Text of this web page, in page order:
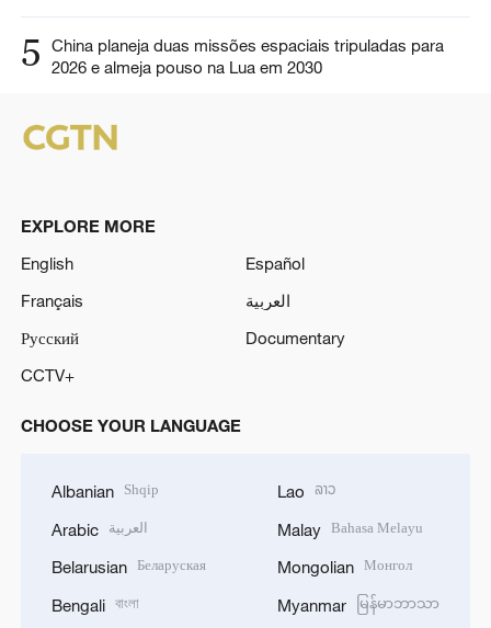
5
China planeja duas missões espaciais tripuladas para
2026 e almeja pouso na Lua em 2030
EXPLORE MORE
English
Español
Français
العربية
Русский
Documentary
CCTV+
CHOOSE YOUR LANGUAGE
Albanian Shqip
Arabic العربية
Belarusian Беларуская
Bengali বাংলা
Lao ລາວ
Malay Bahasa Melayu
Mongolian Монгол
Myanmar မြန်မာဘာသာ